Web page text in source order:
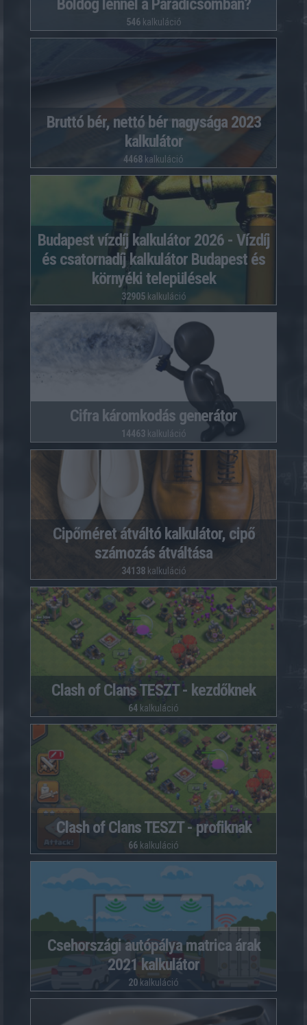
Boldog lennél a Paradicsomban?
546kalkuláció
Bruttó bér, nettó bér nagysága 2023
kalkulátor
4468 kalkuláció
Budapest vízdíj kalkulátor 2026 - Vízdíj
és csatornadíj kalkulátor Budapest és
környéki települések
32905kalkuláció
Cifra káromkodás generátor
14463 kalkuláció
Cipőméret átváltó kalkulátor, cipő
számozás átváltása
34138kalkuláció
Clash of Clans TESZT - kezdőknek
64 kalkuláció
Clash of Clans TESZT - profiknak
66 kalkuláció
Csehországi autópálya matrica árak
2021 kalkulátor
20 kalkuláció